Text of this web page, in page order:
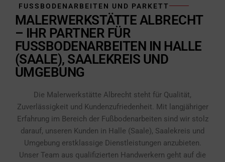
FUSSBODENARBEITEN UND PARKETT
MALERWERKSTÄTTE ALBRECHT
– IHR PARTNER FÜR
FUSSBODENARBEITEN IN HALLE (
SAALE), SAALEKREIS UND U
MGEBUNG
Die Malerwerkstätte Albrecht steht für Qualität,
Zuverlässigkeit und Kundenzufriedenheit. Mit langjähriger
Erfahrung im Bereich der Fußbodenarbeiten sind wir stolz
darauf, unseren Kunden in Halle (Saale), Saalekreis und
Umgebung erstklassige Dienstleistungen anzubieten.
Unser Team aus qualifizierten Handwerkern geht auf die